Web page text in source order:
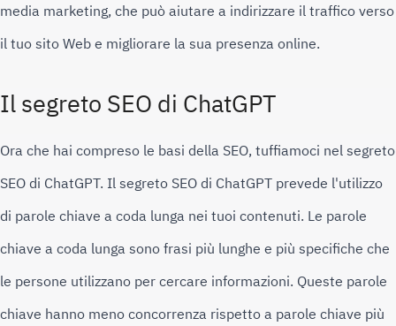
media marketing, che può aiutare a indirizzare il traffico verso
il tuo sito Web e migliorare la sua presenza online.
Il segreto SEO di ChatGPT
Ora che hai compreso le basi della SEO, tuffiamoci nel segreto
SEO di ChatGPT. Il segreto SEO di ChatGPT prevede l'utilizzo
di parole chiave a coda lunga nei tuoi contenuti. Le parole
chiave a coda lunga sono frasi più lunghe e più specifiche che
le persone utilizzano per cercare informazioni. Queste parole
chiave hanno meno concorrenza rispetto a parole chiave più